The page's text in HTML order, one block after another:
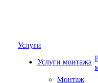
Услуги
Услуги монтажа
Монтаж